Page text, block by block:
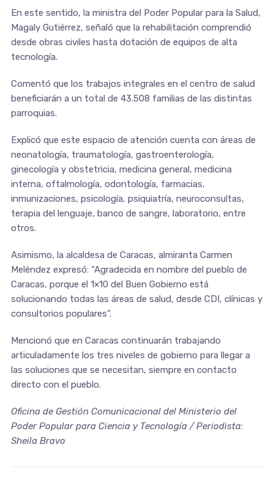
En este sentido, la ministra del Poder Popular para la Salud,
Magaly Gutiérrez, señaló que la rehabilitación comprendió
desde obras civiles hasta dotación de equipos de alta
tecnología.
Comentó que los trabajos integrales en el centro de salud
beneficiarán a un total de 43.508 familias de las distintas
parroquias.
Explicó que este espacio de atención cuenta con áreas de
neonatología, traumatología, gastroenterología,
ginecología y obstetricia, medicina general, medicina
interna, oftalmología, odontología, farmacias,
inmunizaciones, psicología, psiquiatría, neuroconsultas,
terapia del lenguaje, banco de sangre, laboratorio, entre
otros.
Asimismo, la alcaldesa de Caracas, almiranta Carmen
Meléndez expresó: “Agradecida en nombre del pueblo de
Caracas, porque el 1×10 del Buen Gobierno está
solucionando todas las áreas de salud, desde CDI, clínicas y
consultorios populares”.
Mencionó que en Caracas continuarán trabajando
articuladamente los tres niveles de gobierno para llegar a
las soluciones que se necesitan, siempre en contacto
directo con el pueblo.
Oficina de Gestión Comunicacional del Ministerio del
Poder Popular para Ciencia y Tecnología / Periodista:
Sheila Bravo